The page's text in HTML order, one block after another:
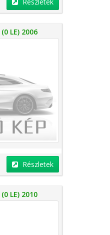
(0 LE) 2006
Részletek
(0 LE) 2010